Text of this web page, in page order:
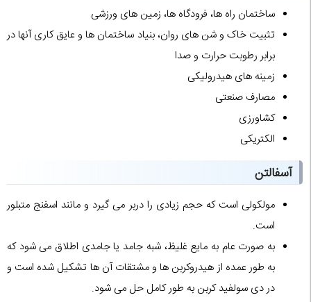
ساختمان راه ها، فرودگاه ها، زمین های ورزشی
تثبیت خاک و شن های روان، بنیاد ساختمان ها و عایق کاری آنها در
برابر رطوبت حرارت و صدا
زمینه های هیدرولیکی
مصارف صنعتی
کشاورزی
الکتریکی
آسفالتن
مولکولی است که حجم زیادی را دربر می گیرد و مانند اسفنج متبلور
است.
به صورت عام به مایع غلیظ، شبه جامد یا جامدی اطلاق می شود که
به طور عمده از هیدروکربن ها و مشتقات آن ها تشکیل شده است و
در دی سولفید کربن به طور کامل حل می شود.